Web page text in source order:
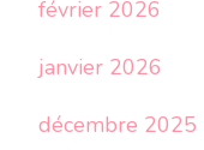
février 2026
janvier 2026
décembre 2025